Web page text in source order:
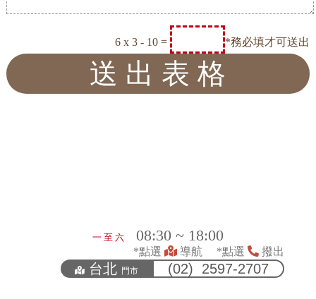
6 x 3 - 10 = *務必填才可送出
一 至 六 08:30 ~ 18:00
*點選 導航 *點選 撥出
台北 門市 (02) 2597-2707